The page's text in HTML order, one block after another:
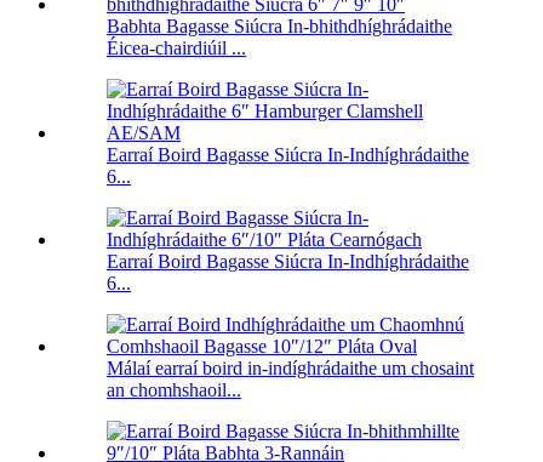
Babhta Bagasse Siúcra In-bhithdhíghrádaithe
Éicea-chairdiúil ...
Earraí Boird Bagasse Siúcra In-Indhíghrádaithe
6...
Earraí Boird Bagasse Siúcra In-Indhíghrádaithe
6...
Málaí earraí boird in-indíghrádaithe um chosaint
an chomhshaoil...